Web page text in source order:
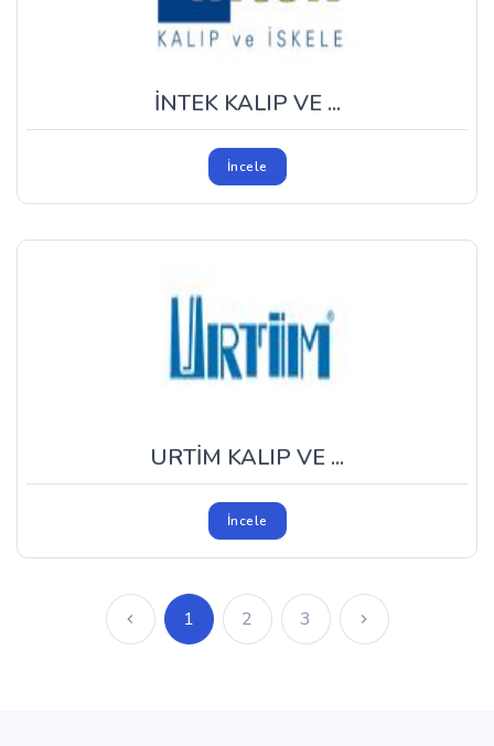
İNTEK KALIP VE ...
İncele
URTİM KALIP VE ...
İncele
1 2 3